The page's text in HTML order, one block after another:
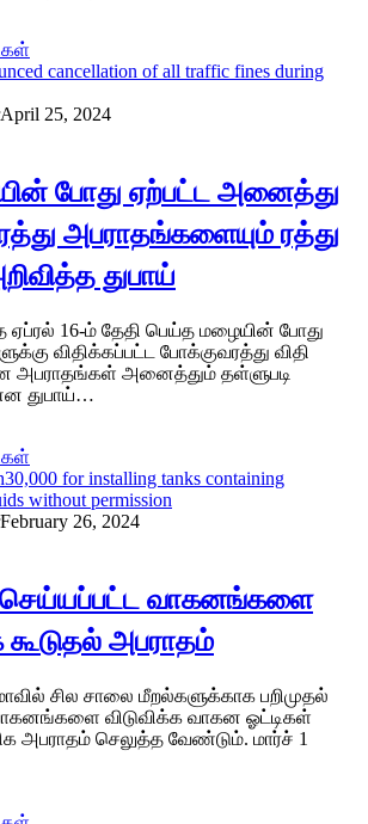
April 25, 2024
போது ஏற்பட்ட அனைத்து
அபராதங்களையும் ரத்து
துபாய்
ஏப்ரல் 16-ம் தேதி பெய்த மழையின் போது
விதிக்கப்பட்ட போக்குவரத்து விதி
அபராதங்கள் அனைத்தும் தள்ளுபடி
துபாய்…
February 26, 2024
செய்யப்பட்ட வாகனங்களை
கூடுதல் அபராதம்
சில சாலை மீறல்களுக்காக பறிமுதல்
விடுவிக்க வாகன ஓட்டிகள்
அபராதம் செலுத்த வேண்டும். மார்ச் 1